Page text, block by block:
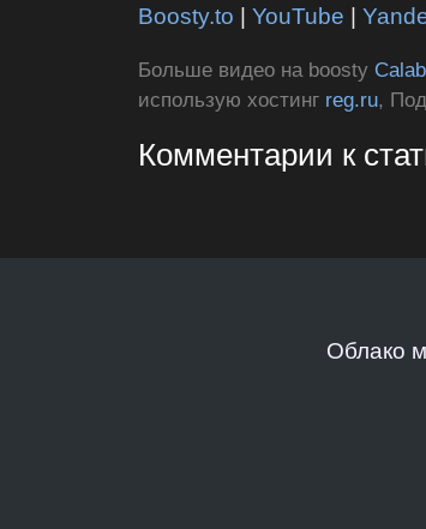
Boosty.to |YouTube |
Больше видео на boosty
использую хостинг reg.ru,
Комментарии к
Облако